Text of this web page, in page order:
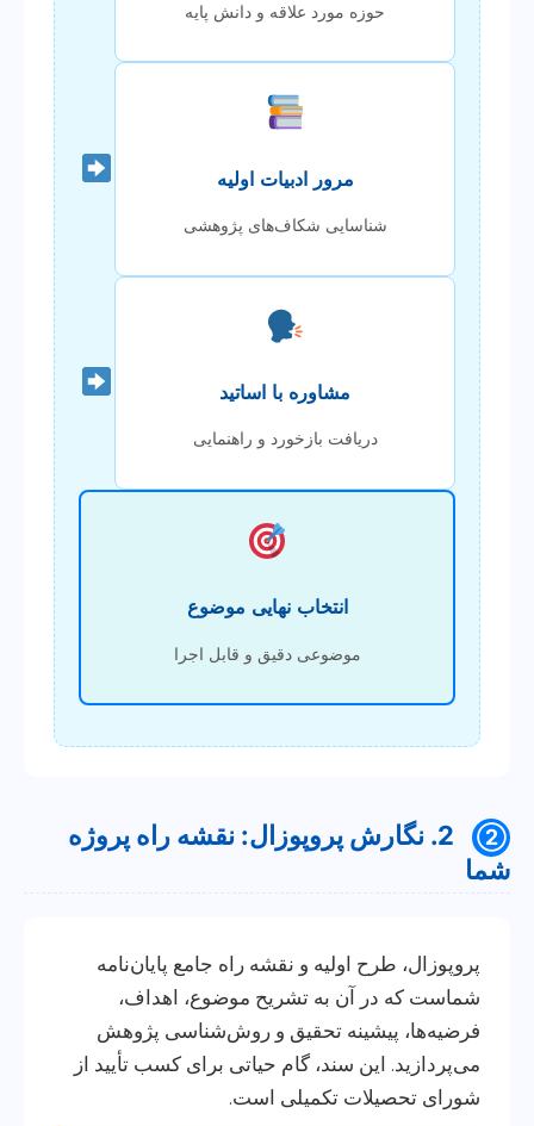
حوزه مورد علاقه و دانش پایه
مرور ادبیات اولیه
شناسایی شکاف‌های پژوهشی
مشاوره با اساتید
دریافت بازخورد و راهنمایی
انتخاب نهایی موضوع
موضوعی دقیق و قابل اجرا
②
2. نگارش پروپوزال: نقشه راه پروژه
شما
پروپوزال، طرح اولیه و نقشه راه جامع پایان‌نامه
شماست که در آن به تشریح موضوع، اهداف،
فرضیه‌ها، پیشینه تحقیق و روش‌شناسی پژوهش
می‌پردازید. این سند، گام حیاتی برای کسب تأیید از
شورای تحصیلات تکمیلی است.